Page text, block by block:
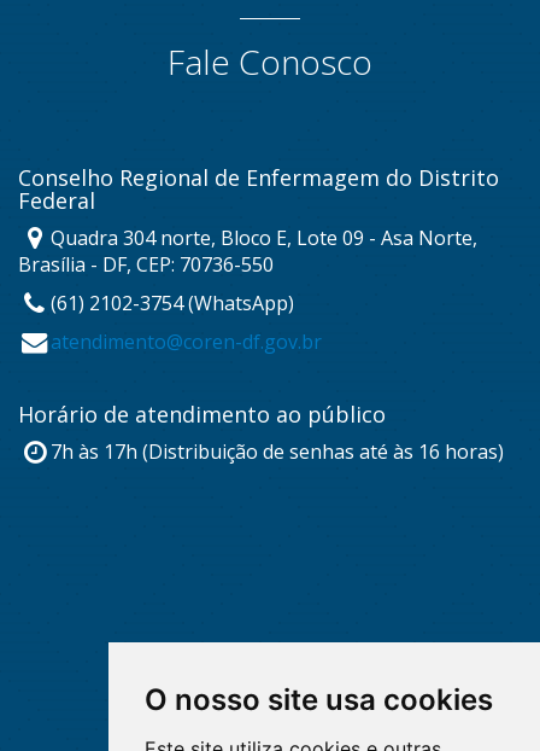
O nosso site usa cookies
Fale Conosco
Conselho Regional de Enfermagem do Distrito
Federal
Quadra 304 norte, Bloco E, Lote 09 - Asa Norte,
Brasília - DF, CEP: 70736-550
(61) 2102-3754 (WhatsApp)
atendimento@coren-df.gov.br
Horário de atendimento ao público
7h às 17h (Distribuição de senhas até às 16 horas)